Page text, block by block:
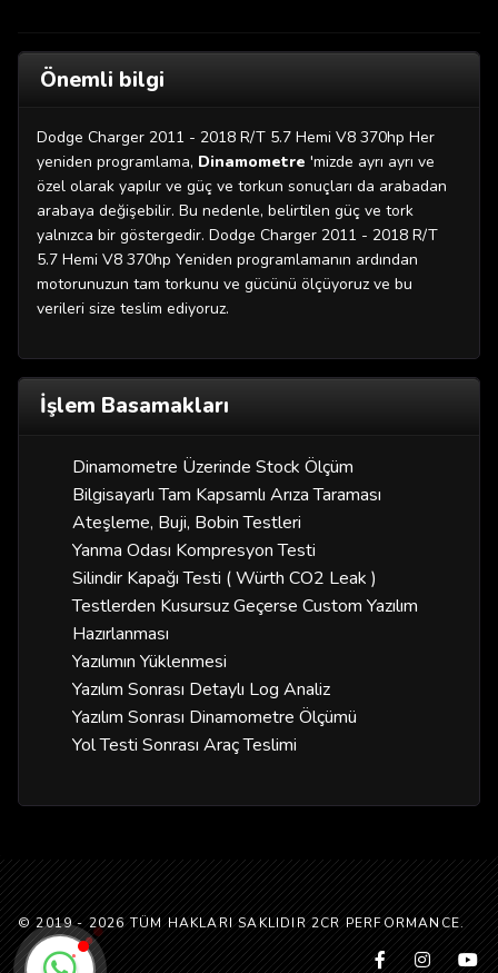
Önemli bilgi
Dodge Charger 2011 - 2018 R/T 5.7 Hemi V8 370hp Her
yeniden programlama, Dinamometre 'mizde ayrı ayrı ve
özel olarak yapılır ve güç ve torkun sonuçları da arabadan
arabaya değişebilir. Bu nedenle, belirtilen güç ve tork
yalnızca bir göstergedir. Dodge Charger 2011 - 2018 R/T
5.7 Hemi V8 370hp Yeniden programlamanın ardından
motorunuzun tam torkunu ve gücünü ölçüyoruz ve bu
verileri size teslim ediyoruz.
İşlem Basamakları
Dinamometre Üzerinde Stock Ölçüm
Bilgisayarlı Tam Kapsamlı Arıza Taraması
Ateşleme, Buji, Bobin Testleri
Yanma Odası Kompresyon Testi
Silindir Kapağı Testi ( Würth CO2 Leak )
Testlerden Kusursuz Geçerse Custom Yazılım
Hazırlanması
Yazılımın Yüklenmesi
Yazılım Sonrası Detaylı Log Analiz
Yazılım Sonrası Dinamometre Ölçümü
Yol Testi Sonrası Araç Teslimi
© 2019 - 2026 TÜM HAKLARI SAKLIDIR 2CR PERFORMANCE.